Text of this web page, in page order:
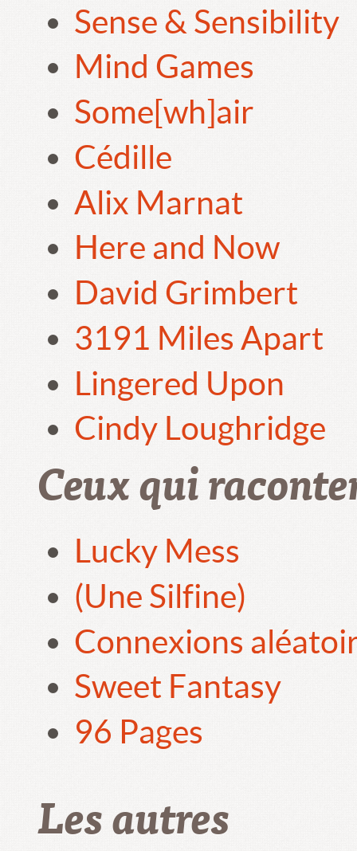
Sense & Sensibility
Mind Games
Some[wh]air
Cédille
Alix Marnat
Here and Now
David Grimbert
3191 Miles Apart
Lingered Upon
Cindy Loughridge
Ceux qui
Lucky Mess
(Une Silfine)
Connexions
Sweet Fantasy
96 Pages
Les autres